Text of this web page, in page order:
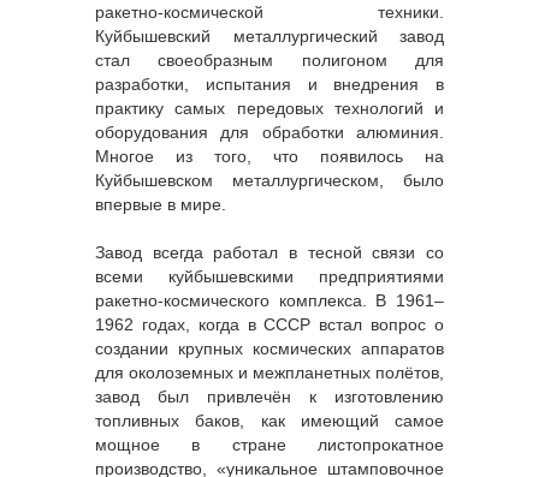
ракетно-космической техники.
Куйбышевский металлургический завод
стал своеобразным полигоном для
разработки, испытания и внедрения в
практику самых передовых технологий и
оборудования для обработки алюминия.
Многое из того, что появилось на
Куйбышевском металлургическом, было
впервые в мире.
Завод всегда работал в тесной связи со
всеми куйбышевскими предприятиями
ракетно-космического комплекса. В 1961–
1962 годах, когда в СССР встал вопрос о
создании крупных космических аппаратов
для околоземных и межпланетных полётов,
завод был привлечён к изготовлению
топливных баков, как имеющий самое
мощное в стране листопрокатное
производство, «уникальное штамповочное